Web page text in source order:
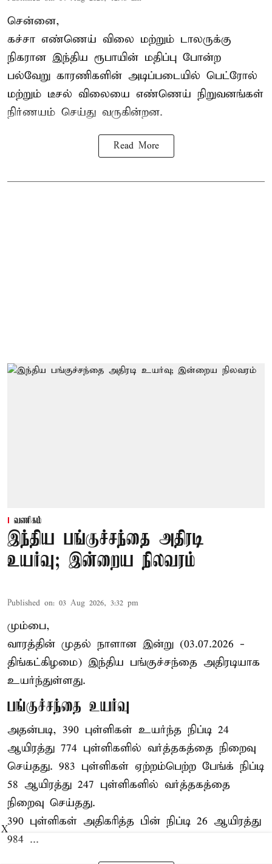
சென்னை,
கச்சா எண்ணெய் விலை மற்றும் டாலருக்கு
நிகரான இந்திய ரூபாயின் மதிப்பு போன்ற
பல்வேறு காரணிகளின் அடிப்படையில் பெட்ரோல்
மற்றும் டீசல் விலையை எண்ணெய் நிறுவனங்கள்
நிர்ணயம் செய்து வருகின்றன.
Read More
வணிகம்
இந்திய பங்குச்சந்தை அதிரடி
உயர்வு; இன்றைய நிலவரம்
Published on: 03 Aug 2026, 3:32 pm
மும்பை,
வாரத்தின் முதல் நாளான இன்று (03.07.2026 -
திங்கட்கிழமை) இந்திய பங்குச்சந்தை அதிரடியாக
உயர்ந்துள்ளது.
பங்குச்சந்தை உயர்வு
அதன்படி, 390 புள்ளிகள் உயர்ந்த நிப்டி 24
ஆயிரத்து 774 புள்ளிகளில் வர்த்தகத்தை நிறைவு
செய்தது. 983 புள்ளிகள் ஏற்றம்பெற்ற பேங்க் நிப்டி
58 ஆயிரத்து 247 புள்ளிகளில் வர்த்தகத்தை
நிறைவு செய்தது.
390 புள்ளிகள் அதிகரித்த பின் நிப்டி 26 ஆயிரத்து
984 ...
X